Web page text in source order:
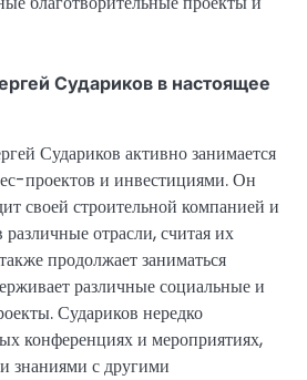
Судариков в настоящее
Судариков активно занимается
проектов и инвестициями. Он
своей строительной компанией и
различные отрасли, считая их
продолжает заниматься
различные социальные и
Судариков нередко
конференциях и мероприятиях,
знаниями с другими